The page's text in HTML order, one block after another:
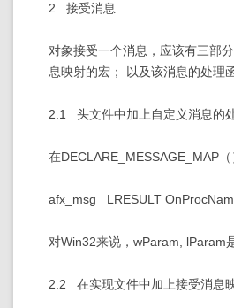
2 接受消息
对象接受一个消息，应该有三部
息映射的宏； 以及该消息的处理
2.1 头文件中加上自定义消息的
在DECLARE_MESSAGE_MAP
afx_msg LRESULT
对Win32来说，wParam, lParam
2.2 在实现文件中加上接受消息